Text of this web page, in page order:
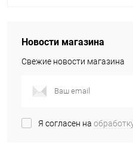
Новости магазина
Свежие новости магазина
Я согласен на